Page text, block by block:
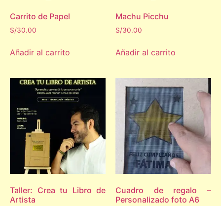
Carrito de Papel
S/30.00
Añadir al carrito
Machu Picchu
S/30.00
Añadir al carrito
Taller: Crea tu Libro de
Artista
Cuadro de regalo –
Personalizado foto A6